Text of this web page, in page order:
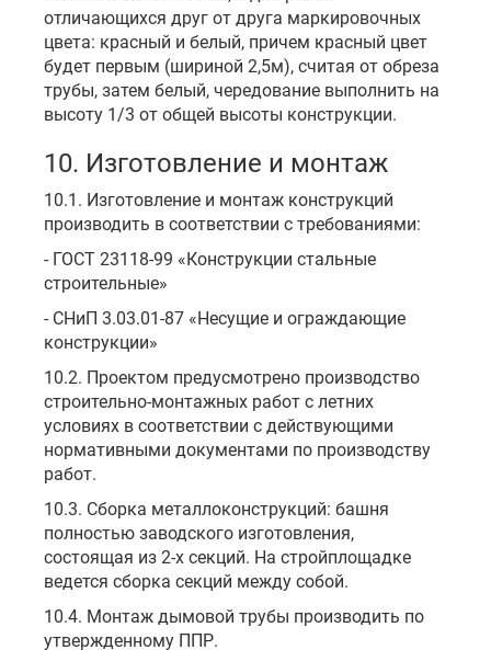
отличающихся друг от друга маркировочных
цвета: красный и белый, причем красный цвет
будет первым (шириной 2,5м), считая от обреза
трубы, затем белый, чередование выполнить на
высоту 1/3 от общей высоты конструкции.
10. Изготовление и монтаж
10.1. Изготовление и монтаж конструкций
производить в соответствии с требованиями:
- ГОСТ 23118-99 «Конструкции стальные
строительные»
- СНиП 3.03.01-87 «Несущие и ограждающие
конструкции»
10.2. Проектом предусмотрено производство
строительно-монтажных работ с летних
условиях в соответствии с действующими
нормативными документами по производству
работ.
10.3. Сборка металлоконструкций: башня
полностью заводского изготовления,
состоящая из 2-х секций. На стройплощадке
ведется сборка секций между собой.
10.4. Монтаж дымовой трубы производить по
утвержденному ППР.